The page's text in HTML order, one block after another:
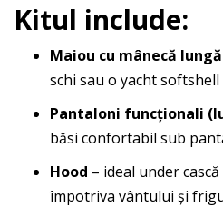
Kitul include:
Maiou cu mânecă lungă
schi sau o yacht softshell
Pantaloni funcționali
băsi confortabil sub
Hood – ideal under
împotriva vântului și